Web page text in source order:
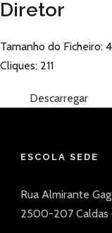
Diretor
Tamanho do Ficheiro:
Cliques: 211
Descarregar
ESCOLA SEDE
Rua Almirante
2500-207 Caldas